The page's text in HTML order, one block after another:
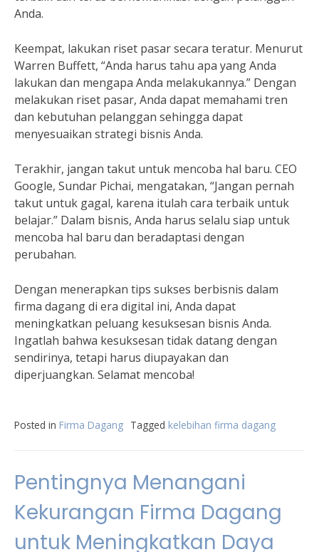
Anda.
Keempat, lakukan riset pasar secara teratur. Menurut
Warren Buffett, “Anda harus tahu apa yang Anda
lakukan dan mengapa Anda melakukannya.” Dengan
melakukan riset pasar, Anda dapat memahami tren
dan kebutuhan pelanggan sehingga dapat
menyesuaikan strategi bisnis Anda.
Terakhir, jangan takut untuk mencoba hal baru. CEO
Google, Sundar Pichai, mengatakan, “Jangan pernah
takut untuk gagal, karena itulah cara terbaik untuk
belajar.” Dalam bisnis, Anda harus selalu siap untuk
mencoba hal baru dan beradaptasi dengan
perubahan.
Dengan menerapkan tips sukses berbisnis dalam
firma dagang di era digital ini, Anda dapat
meningkatkan peluang kesuksesan bisnis Anda.
Ingatlah bahwa kesuksesan tidak datang dengan
sendirinya, tetapi harus diupayakan dan
diperjuangkan. Selamat mencoba!
Posted in Firma Dagang Tagged kelebihan firma dagang
Pentingnya Menangani
Kekurangan Firma Dagang
untuk Meningkatkan Daya